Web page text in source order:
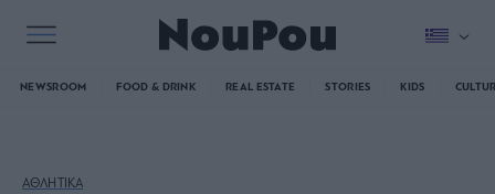
NEWSROOM FOOD & DRINK REAL ESTATE STORIES KIDS
ΑΘΛΗΤΙΚΑ